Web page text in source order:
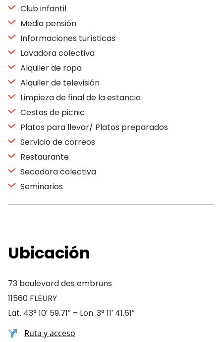
Club infantil
Media pensión
Informaciones turísticas
Lavadora colectiva
Alquiler de ropa
Alquiler de televisión
Limpieza de final de la estancia
Cestas de picnic
Platos para llevar/ Platos preparados
Servicio de correos
Restaurante
Secadora colectiva
Seminarios
Ubicación
73 boulevard des embruns
11560 FLEURY
Lat. 43° 10′ 59.71″ – Lon. 3° 11′ 41.61″
Ruta y acceso